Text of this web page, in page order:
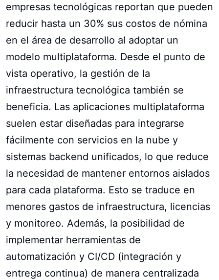
empresas tecnológicas reportan que pueden
reducir hasta un 30% sus costos de nómina
en el área de desarrollo al adoptar un
modelo multiplataforma. Desde el punto de
vista operativo, la gestión de la
infraestructura tecnológica también se
beneficia. Las aplicaciones multiplataforma
suelen estar diseñadas para integrarse
fácilmente con servicios en la nube y
sistemas backend unificados, lo que reduce
la necesidad de mantener entornos aislados
para cada plataforma. Esto se traduce en
menores gastos de infraestructura, licencias
y monitoreo. Además, la posibilidad de
implementar herramientas de
automatización y CI/CD (integración y
entrega continua) de manera centralizada